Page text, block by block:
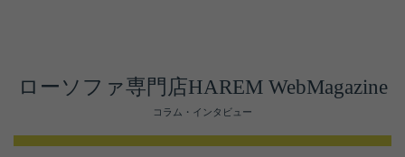
ローソファ専門店HAREM WebMagazine
コラム・インタビュー